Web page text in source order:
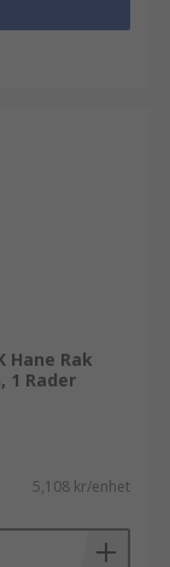
Hane Rak
1 Rader
5,108 kr/enhet